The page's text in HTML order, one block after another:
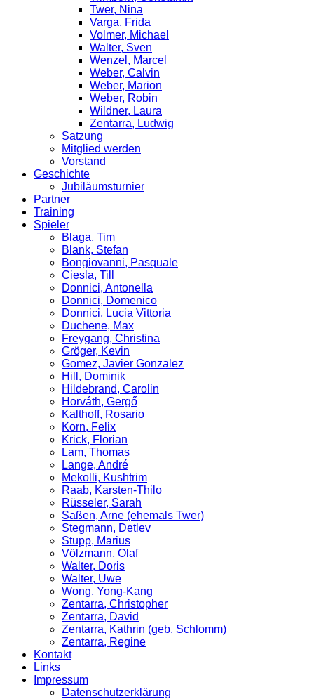
Twer, Nina
Varga, Frida
Volmer, Michael
Walter, Sven
Wenzel, Marcel
Weber, Calvin
Weber, Marion
Weber, Robin
Wildner, Laura
Zentarra, Ludwig
Satzung
Mitglied werden
Vorstand
Geschichte
Jubiläumsturnier
Partner
Training
Spieler
Blaga, Tim
Blank, Stefan
Bongiovanni, Pasquale
Ciesla, Till
Donnici, Antonella
Donnici, Domenico
Donnici, Lucia Vittoria
Duchene, Max
Freygang, Christina
Gröger, Kevin
Gomez, Javier Gonzalez
Hill, Dominik
Hildebrand, Carolin
Horváth, Gergő
Kalthoff, Rosario
Korn, Felix
Krick, Florian
Lam, Thomas
Lange, André
Mekolli, Kushtrim
Raab, Karsten-Thilo
Rüsseler, Sarah
Saßen, Arne (ehemals Twer)
Stegmann, Detlev
Stupp, Marius
Völzmann, Olaf
Walter, Doris
Walter, Uwe
Wong, Yong-Kang
Zentarra, Christopher
Zentarra, David
Zentarra, Kathrin (geb. Schlomm)
Zentarra, Regine
Kontakt
Links
Impressum
Datenschutzerklärung